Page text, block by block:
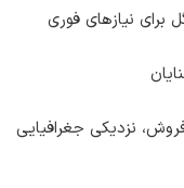
برای نیازهای فوری
نزدیکی جغرافیایی